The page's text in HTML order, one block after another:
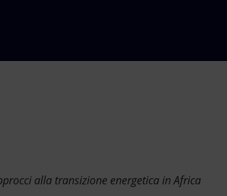
alla transizione energetica in Africa